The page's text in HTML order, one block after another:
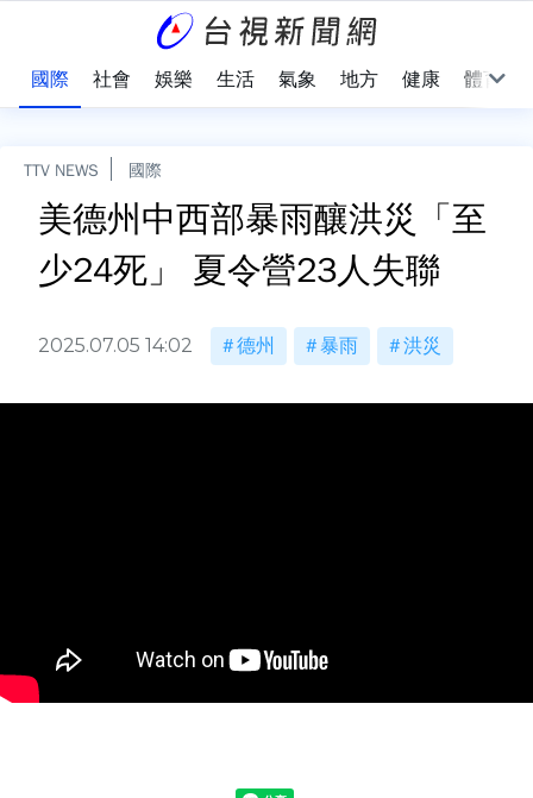
國際 社會 娛樂 生活 氣象 地方 健康 體育
TTV NEWS 國際
美德州中西部暴雨釀洪災「至
少24死」 夏令營23人失聯
2025.07.05 14:02 德州 暴雨 洪災